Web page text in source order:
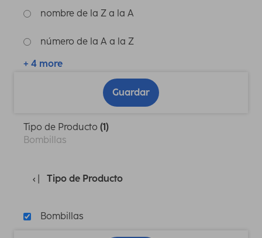
nombre de la Z a la A
número de la A a la Z
+ 4 more
Guardar
Tipo de Producto (1)
Bombillas
Tipo de Producto
Bombillas